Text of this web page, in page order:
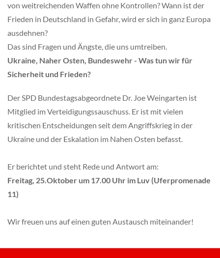
von weitreichenden Waffen ohne Kontrollen? Wann ist der
Frieden in Deutschland in Gefahr, wird er sich in ganz Europa
ausdehnen?
Das sind Fragen und Ängste, die uns umtreiben.
Ukraine, Naher Osten, Bundeswehr - Was tun wir für
Sicherheit und Frieden?
Der SPD Bundestagsabgeordnete Dr. Joe Weingarten ist
Mitglied im Verteidigungssauschuss. Er ist mit vielen
kritischen Entscheidungen seit dem Angriffskrieg in der
Ukraine und der Eskalation im Nahen Osten befasst.
Er berichtet und steht Rede und Antwort am:
Freitag, 25.Oktober um 17.00 Uhr im Luv (Uferpromenade
11)
Wir freuen uns auf einen guten Austausch miteinander!